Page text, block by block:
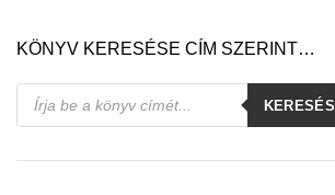
KÖNYV KERESÉSE CÍM SZERINT…
Products
search
KERESÉS